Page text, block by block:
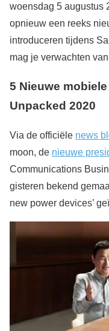
woensdag 5 augustus
opnieuw een reeks
introduceren tijdens
mag je verwachten
5 Nieuwe
Unpacked 2020
Via de officiële news
moon, de nieuwe
Communications
gisteren bekend
new power devices’